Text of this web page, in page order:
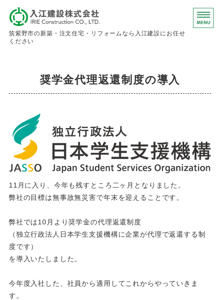
入江建設株
筑紫野市の新築・注文住宅・リフォームなら入江建設にお任せ
ください
お問い合わせ
求人情報
奨学金代理返還制度の導入
11月に入り、今年も残すところ二ヶ月となりました。
弊社の目標は無事故無災害で年末を迎えることです。
弊社では10月より奨学金の代理返還制度
（独立行政法人日本学生支援機構に企業が代理で返還する制
度です）
を導入いたしました。
今年度入社した、社員から適用してこれからやっていきま
す。